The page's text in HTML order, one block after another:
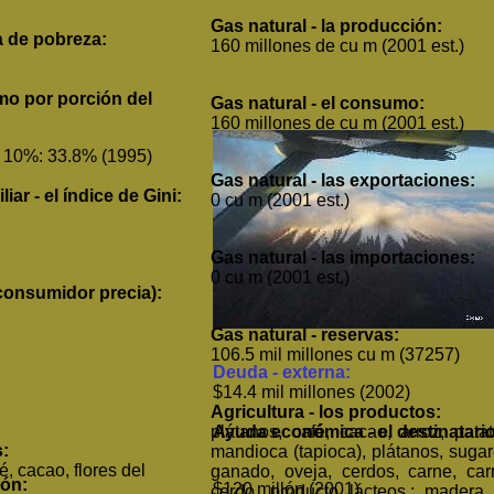
de pobreza:
por porción del
33.8% (1995)
- el índice de Gini:
precia):
Gas natural - la producción:
160 millones de cu m (2001 est.)
Gas natural - el consumo:
160 millones de cu m (2001 est.)
Gas natural - las exportaciones:
0 cu m (2001 est.)
Gas natural - las importaciones:
0 cu m (2001 est.)
Gas natural - reservas:
106.5 mil millones cu m (37257)
Agricultura - los productos:
plátanos, café, cacao, arroz,
mandioca (tapioca), plátanos,
ganado, oveja, cerdos, carne,
cacao, flores del
Deuda - externa:
$14.4 mil millones (2002)
Ayuda económica - el
$120 millón (2001)